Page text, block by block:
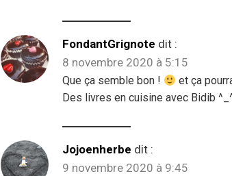
FondantGrignote dit :
8 novembre 2020 à 5:15
Que ça semble bon !
et ça
Des livres en cuisine avec Bidib
Jojoenherbe dit :
9 novembre 2020 à 9:45